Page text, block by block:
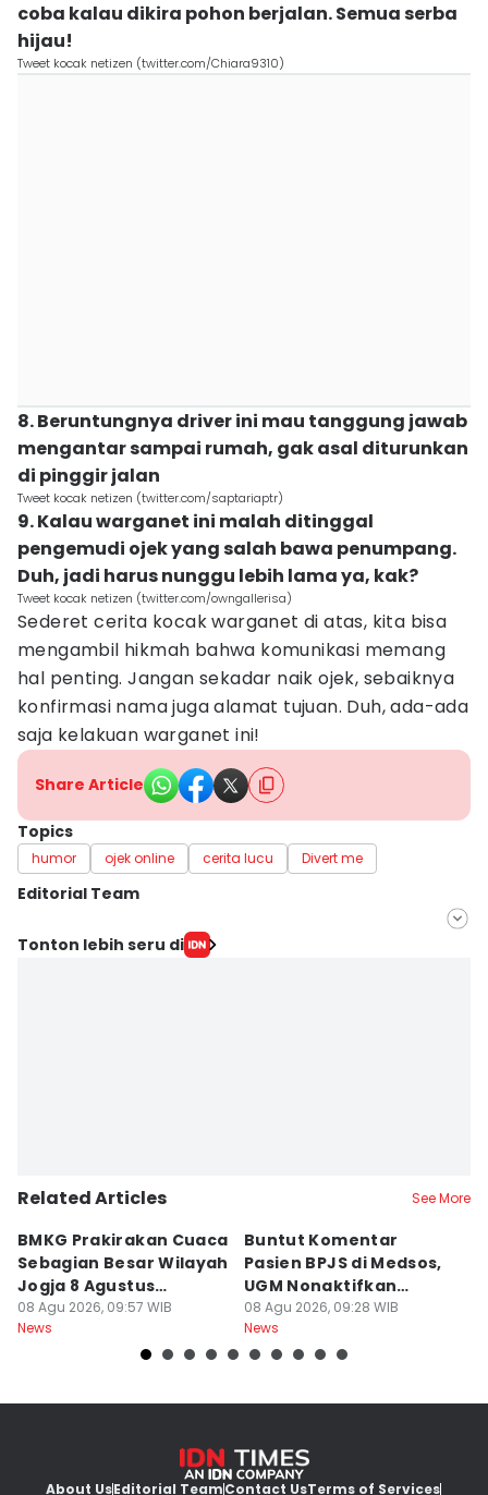
coba kalau dikira pohon berjalan. Semua serba
hijau!
Tweet kocak netizen (twitter.com/Chiara9310)
8. Beruntungnya driver ini mau tanggung jawab
mengantar sampai rumah, gak asal diturunkan
di pinggir jalan
Tweet kocak netizen (twitter.com/saptariaptr)
9. Kalau warganet ini malah ditinggal
pengemudi ojek yang salah bawa penumpang.
Duh, jadi harus nunggu lebih lama ya, kak?
Tweet kocak netizen (twitter.com/owngallerisa)
Sederet cerita kocak warganet di atas, kita bisa
mengambil hikmah bahwa komunikasi memang
hal penting. Jangan sekadar naik ojek, sebaiknya
konfirmasi nama juga alamat tujuan. Duh, ada-ada
saja kelakuan warganet ini!
Share Article
Topics
humor ojek online cerita lucu Divert me
Editorial Team
Editor
Tonton lebih seru di
Related Articles See More
BMKG Prakirakan Cuaca
Sebagian Besar Wilayah
Jogja 8 Agustus
Berawan
08 Agu 2026, 09:57 WIB
News
Buntut Komentar
Pasien BPJS di Medsos,
UGM Nonaktifkan
Dokter PPDS
08 Agu 2026, 09:28 WIB
News
About UsEditorial TeamContact UsTerms of Services